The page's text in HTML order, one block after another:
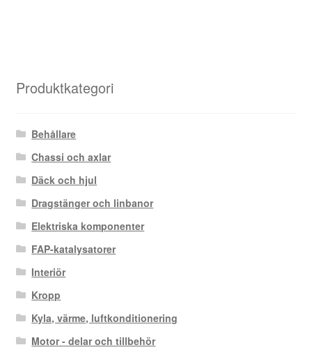
Produktkategori
Behållare
Chassi och axlar
Däck och hjul
Dragstänger och linbanor
Elektriska komponenter
FAP-katalysatorer
Interiör
Kropp
Kyla, värme, luftkonditionering
Motor - delar och tillbehör